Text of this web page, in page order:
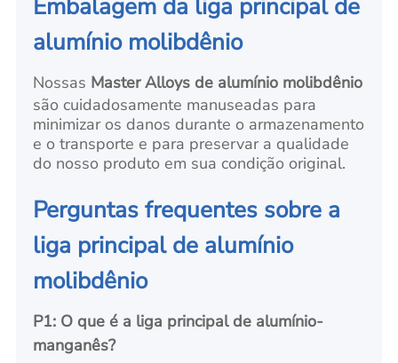
Embalagem da liga principal de
alumínio molibdênio
Nossas Master Alloys de alumínio molibdênio
são cuidadosamente manuseadas para
minimizar os danos durante o armazenamento
e o transporte e para preservar a qualidade
do nosso produto em sua condição original.
Perguntas frequentes sobre a
liga principal de alumínio
molibdênio
P1: O que é a liga principal de alumínio-
manganês?